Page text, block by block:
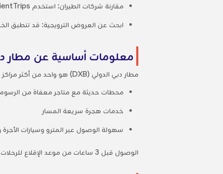
مقارنة شركات الطيران: استخدم OrientTrips لرؤية جميع خياراتك في وقت واحد.
ابحث عن العروض الترويجية: قد تنطبق
معلومات أساسية عن مطار
مطار دبي الدولي (DXB) هو واحد من أكثر مراكز السفر ازدحاماً في العالم، حيث يوفر رحلات يومية إلى وجهات في جميع أنحاء الشرق الأوسط، بما في ذلك قشم. أبرز الملامح:
محطات حديثة مع متاجر معفاة من
خدمات هجرة سريعة المسار
سهولة الوصول عبر المترو وسيارات
الوصول قبل 3 ساعات من موعد الإقلاع للرحلات الدولية.